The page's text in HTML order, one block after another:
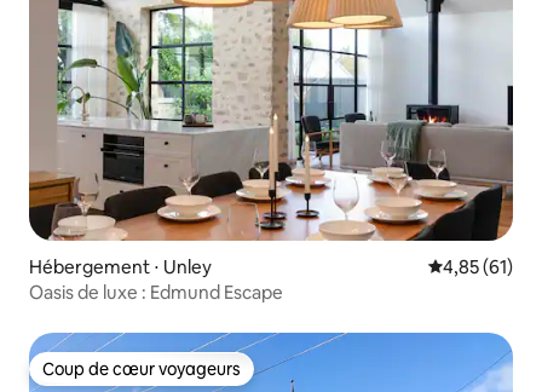
Hébergement ⋅ Unley Évaluation
4,85 (61)
Oasis de luxe : Edmund Escape
Coup de cœur voyageurs
Coup de cœur voyageurs